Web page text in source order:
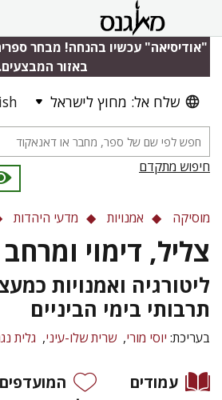
"אודיסיאה" עכשיו בהנחה! מבחר
באזור המבצעים.
שלח אל: מחוץ לישראל
חיפוש מתקדם
מוסיקה אמנויות מדעי היהדות
צליל, דימוי ומרחב
ליטורגיה ואמנויות
תרבותי בימי הביניים
בעריכת: יוסי מורי שרית שלו-עיני גלית
עמודים
המועדפים